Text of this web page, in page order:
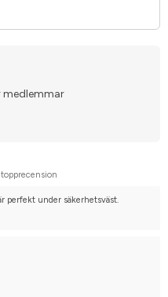
topprecension
perfekt under säkerhetsväst.